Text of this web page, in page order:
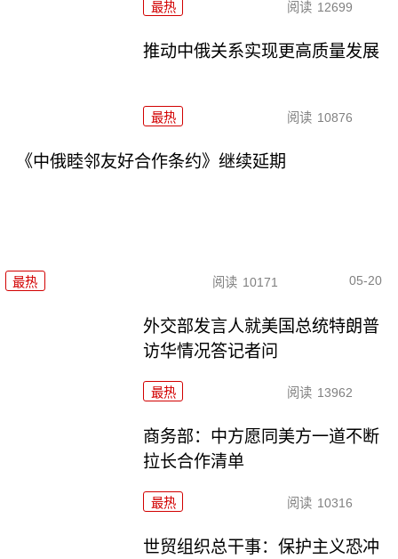
最热 阅读 12699
推动中俄关系实现更高质量发展
最热 阅读 10876
《中俄睦邻友好合作条约》继续延期
最热 阅读 10171 05-20
外交部发言人就美国总统特朗普
访华情况答记者问
最热 阅读 13962
商务部：中方愿同美方一道不断
拉长合作清单
最热 阅读 10316
世贸组织总干事：保护主义恐冲